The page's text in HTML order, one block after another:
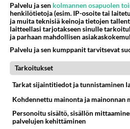
premiumin. Alkuun, noin viikko
tuli jonkun verr...
26.07.2022 23:12
NETTIDEITTAILU
Apua, neuvoja, Tinder ei toimi!
Kiireellistä apua kaivataaan!
kiva ihminen. Muutama päivä
on laitta...
16.04.2015 10:29
Palvelu ja sen kolmannen osapuolen
henkilötietoja (esim. IP-osoite tai
ja muita teknisiä keinoja tietojen
laitteellasi tarjotakseen sinulle
ja parhaan mahdollisen
Palvelu ja sen kumppanit tarvitsevat
Tarkoitukset
Tarkat sijaintitiedot ja tunnistaminen
Kohdennettu mainonta ja mainonnan
Personoitu sisältö, sisällön
palvelujen kehittäminen